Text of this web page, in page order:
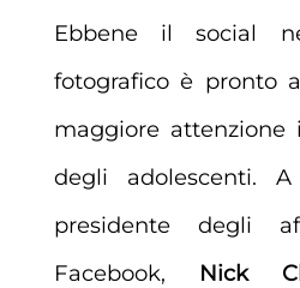
Ebbene il social
fotografico è pronto
maggiore attenzione
degli adolescenti.
presidente degli
Facebook, Nick